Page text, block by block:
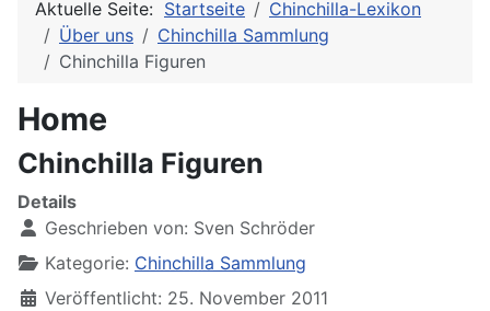
Aktuelle Seite: Startseite
Chinchilla-Lexikon
Über uns
Chinchilla Sammlung
Chinchilla Figuren
Home
Chinchilla Figuren
Details
Geschrieben von: Sven Schröder
Kategorie: Chinchilla Sammlung
Veröffentlicht: 25. November 2011